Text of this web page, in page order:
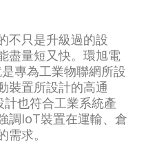
不只是升級過的設
盡量短又快。環旭電
專為工業物聯網所設
裝置所設計的高通
也符合工業系統產
調IoT裝置在運輸、倉
求。